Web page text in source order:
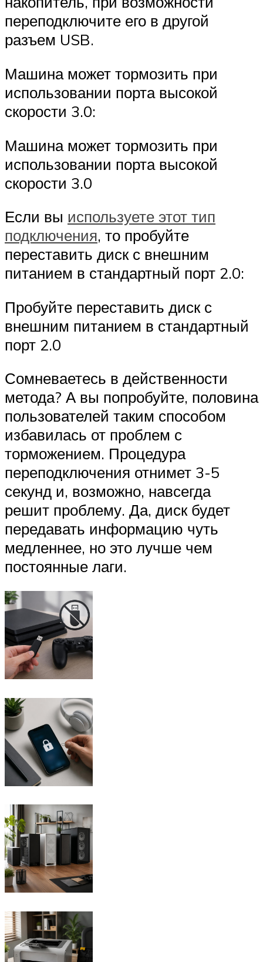
переподключите его в другой
разъем USB.
Машина может тормозить при
использовании порта высокой
скорости 3.0:
Машина может тормозить при
использовании порта высокой
скорости 3.0
Если вы используете этот тип
подключения, то пробуйте
переставить диск с внешним
питанием в стандартный порт 2.0:
Пробуйте переставить диск с
внешним питанием в стандартный
порт 2.0
Сомневаетесь в действенности
метода? А вы попробуйте, половина
пользователей таким способом
избавилась от проблем с
торможением. Процедура
переподключения отнимет 3-5
секунд и, возможно, навсегда
решит проблему. Да, диск будет
передавать информацию чуть
медленнее, но это лучше чем
постоянные лаги.